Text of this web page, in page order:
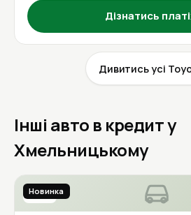
Дізнатись
Дивитись усі
Інші авто в кредит у
Хмельницькому
2023
Новинка